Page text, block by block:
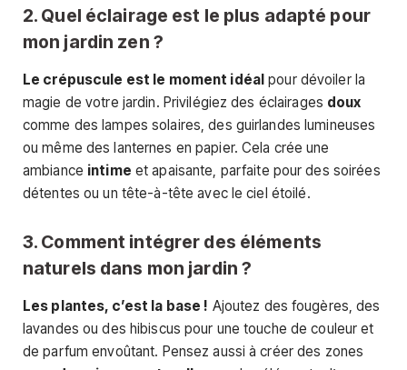
2. Quel éclairage est le plus adapté pour
mon jardin zen ?
Le crépuscule est le moment idéal pour dévoiler la
magie de votre jardin. Privilégiez des éclairages doux
comme des lampes solaires, des guirlandes lumineuses
ou même des lanternes en papier. Cela crée une
ambiance intime et apaisante, parfaite pour des soirées
détentes ou un tête-à-tête avec le ciel étoilé.
3. Comment intégrer des éléments
naturels dans mon jardin ?
Les plantes, c’est la base ! Ajoutez des fougères, des
lavandes ou des hibiscus pour une touche de couleur et
de parfum envoûtant. Pensez aussi à créer des zones